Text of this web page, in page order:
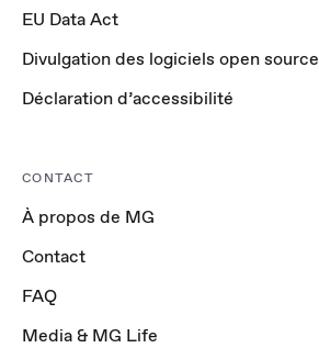
EU Data Act
Divulgation des logiciels open source
Déclaration d’accessibilité
CONTACT
À propos de MG
Contact
FAQ
Media & MG Life